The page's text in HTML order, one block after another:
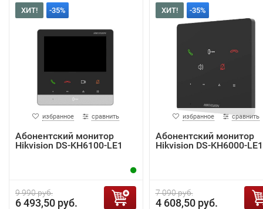
ХИТ! -35%
избранное сравнить
Абонентский монитор
Hikvision DS-KH6100-LE1
9 990 руб.
6 493,50 руб.
ХИТ! -35%
избранное сравнить
Абонентский монитор
Hikvision DS-KH6000-LE1
7 090 руб.
4 608,50 руб.